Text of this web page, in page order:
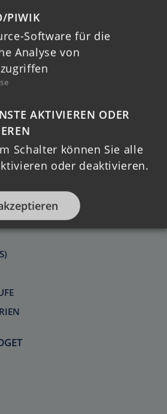
PIWIK
Software für die
Analyse von
AKTIVIEREN ODER
Schalter können Sie alle
oder deaktivieren.